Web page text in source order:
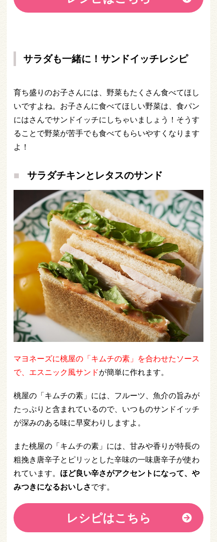
サラダも一緒に！サンドイッチレシピ
育ち盛りのお子さんには、野菜もたくさん食べてほし
いですよね。お子さんに食べてほしい野菜は、食パン
にはさんでサンドイッチにしちゃいましょう！そうす
ることで野菜が苦手でも食べてもらいやすくなります
よ！
サラダチキンとレタスのサンド
マヨネーズに桃屋の「キムチの素」を合わせたソース
で、エスニック風サンドが簡単に作れます。
桃屋の「キムチの素」には、フルーツ、魚介の旨みが
たっぷりと含まれているので、いつものサンドイッチ
が深みのある味に早変わりしますよ。
また桃屋の「キムチの素」には、甘みや香りが特長の
粗挽き唐辛子とピリッとした辛味の一味唐辛子が使わ
れています。 ほど良い辛さがアクセントになって、や
みつきになるおいしさです。
レシピはこちら